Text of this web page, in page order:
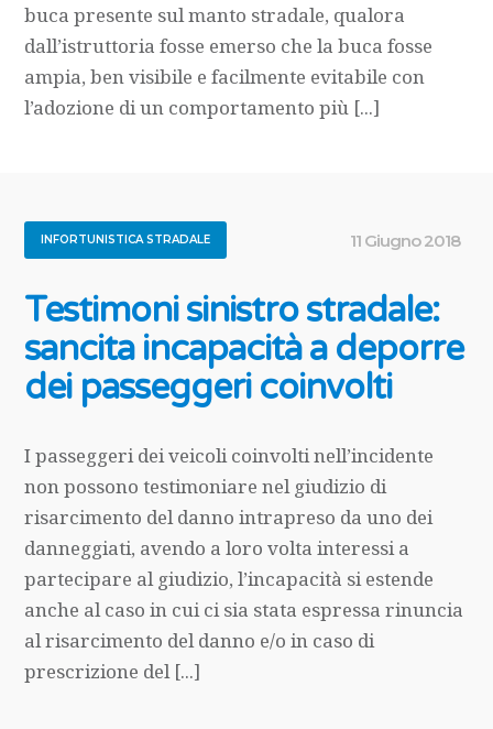
buca presente sul manto stradale, qualora
dall’istruttoria fosse emerso che la buca fosse
ampia, ben visibile e facilmente evitabile con
l’adozione di un comportamento più [...]
INFORTUNISTICA STRADALE 11 Giugno 2018
Testimoni sinistro stradale:
sancita incapacità a deporre
dei passeggeri coinvolti
I passeggeri dei veicoli coinvolti nell’incidente
non possono testimoniare nel giudizio di
risarcimento del danno intrapreso da uno dei
danneggiati, avendo a loro volta interessi a
partecipare al giudizio, l’incapacità si estende
anche al caso in cui ci sia stata espressa rinuncia
al risarcimento del danno e/o in caso di
prescrizione del [...]